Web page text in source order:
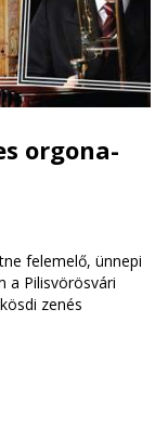
orgona-
felemelő, ünnepi
a Pilisvörösvári
zenés